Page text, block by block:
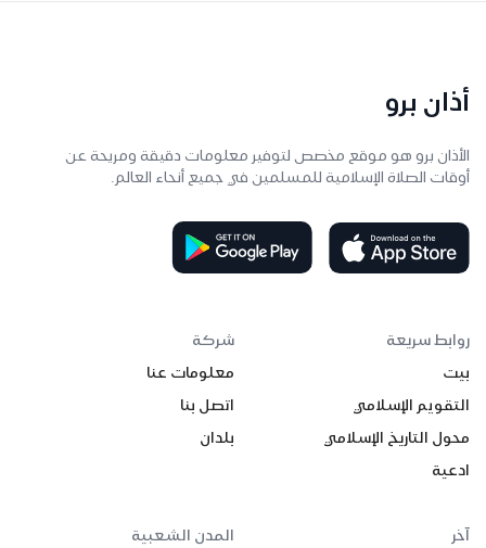
أذان برو
الأذان برو هو موقع مخصص لتوفير معلومات دقيقة ومريحة عن
أوقات الصلاة الإسلامية للمسلمين في جميع أنحاء العالم.
روابط سريعة
بيت
التقويم الإسلامي
محول التاريخ الإسلامي
ادعية
شركة
معلومات عنا
اتصل بنا
بلدان
آخر
المدن الشعبية